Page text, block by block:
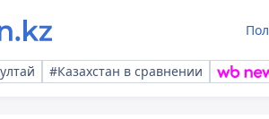
#Казахстан в сравнении